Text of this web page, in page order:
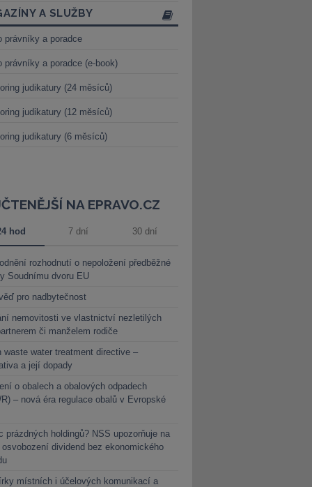
A SLUŽBY
právníky a poradce
právníky a poradce (e-book)
judikatury (24 měsíců)
judikatury (12 měsíců)
judikatury (6 měsíců)
NA EPRAVO.CZ
hod 7 dní 30 dní
rozhodnutí o nepoložení předběžné
Soudnímu dvoru EU
pro nadbytečnost
nemovitosti ve vlastnictví nezletilých
či manželem rodiče
waste water treatment directive –
a její dopady
o obalech a obalových odpadech
– nová éra regulace obalů v Evropské
prázdných holdingů? NSS upozorňuje na
osvobození dividend bez ekonomického
místních i účelových komunikací a